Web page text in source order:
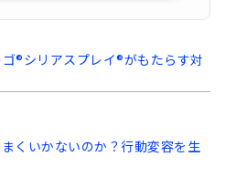
®シリアスプレイ®がもたらす対
くいかないのか？行動変容を生